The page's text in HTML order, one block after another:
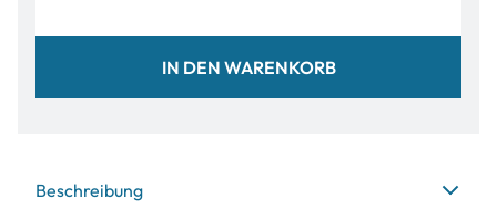
IN DEN WARENKORB
Beschreibung